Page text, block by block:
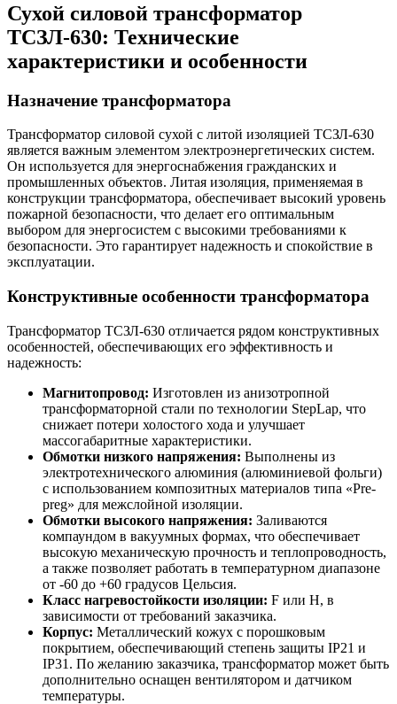
Сухой силовой трансформатор
ТСЗЛ-630: Технические
характеристики и особенности
Назначение трансформатора
Трансформатор силовой сухой с литой изоляцией ТСЗЛ-630
является важным элементом электроэнергетических систем.
Он используется для энергоснабжения гражданских и
промышленных объектов. Литая изоляция, применяемая в
конструкции трансформатора, обеспечивает высокий уровень
пожарной безопасности, что делает его оптимальным
выбором для энергосистем с высокими требованиями к
безопасности. Это гарантирует надежность и спокойствие в
эксплуатации.
Конструктивные особенности трансформатора
Трансформатор ТСЗЛ-630 отличается рядом конструктивных
особенностей, обеспечивающих его эффективность и
надежность:
Магнитопровод: Изготовлен из анизотропной
трансформаторной стали по технологии StepLap, что
снижает потери холостого хода и улучшает
массогабаритные характеристики.
Обмотки низкого напряжения: Выполнены из
электротехнического алюминия (алюминиевой фольги)
с использованием композитных материалов типа «Pre-
preg» для межслойной изоляции.
Обмотки высокого напряжения: Заливаются
компаундом в вакуумных формах, что обеспечивает
высокую механическую прочность и теплопроводность,
а также позволяет работать в температурном диапазоне
от -60 до +60 градусов Цельсия.
Класс нагревостойкости изоляции: F или H, в
зависимости от требований заказчика.
Корпус: Металлический кожух с порошковым
покрытием, обеспечивающий степень защиты IP21 и
IP31. По желанию заказчика, трансформатор может быть
дополнительно оснащен вентилятором и датчиком
температуры.